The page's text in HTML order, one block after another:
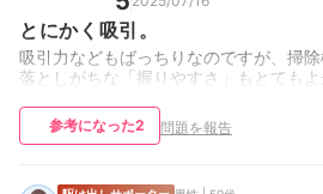
とにかく吸引。
吸引力などもばっちりなのですが、掃
落としがちな「握りやすさ」もとてもよ
参考になった2 問題を報告